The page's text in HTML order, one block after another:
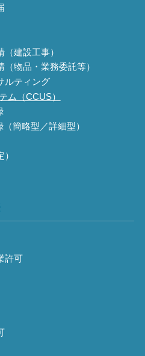
建設工事）
物品・業務委託等）
ルティング
ム（CCUS）
簡略型／詳細型）
許可